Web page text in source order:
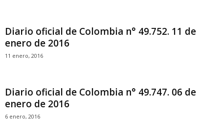
Diario oficial de Colombia n° 49.752. 11 de
enero de 2016
11 enero, 2016
Diario oficial de Colombia n° 49.747. 06 de
enero de 2016
6 enero, 2016